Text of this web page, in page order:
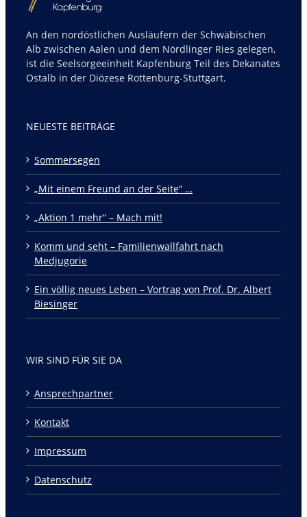
An den nordöstlichen Ausläufern der Schwäbischen
Alb zwischen Aalen und dem Nördlinger Ries gelegen,
ist die Seelsorgeeinheit Kapfenburg Teil des Dekanates
Ostalb in der Diözese Rottenburg-Stuttgart.
NEUESTE BEITRÄGE
Sommersegen
„Mit einem Freund an der Seite“ …
„Aktion 1 mehr“ – Mach mit!
Komm und seht – Familienwallfahrt nach
Medjugorie
Ein völlig neues Leben – Vortrag von Prof. Dr. Albert
Biesinger
WIR SIND FÜR SIE DA
Ansprechpartner
Kontakt
Impressum
Datenschutz